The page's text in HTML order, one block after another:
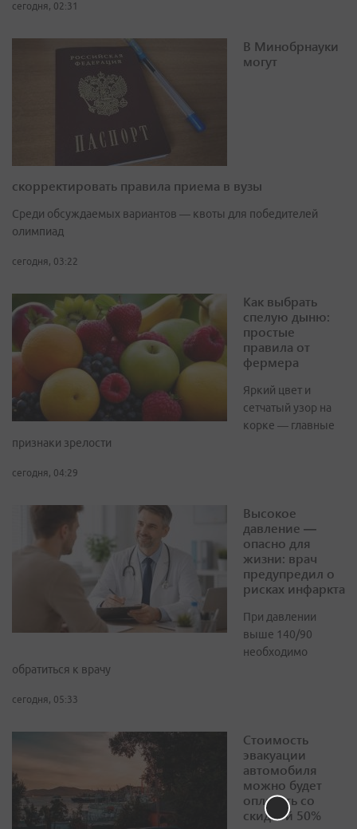
сегодня, 02:31
В Минобрнауки
могут
скорректировать правила приема в вузы
Среди обсуждаемых вариантов — квоты для победителей
олимпиад
сегодня, 03:22
Как выбрать
спелую дыню:
простые
правила от
фермера
Яркий цвет и
сетчатый узор на
корке — главные
признаки зрелости
сегодня, 04:29
Высокое
давление —
опасно для
жизни: врач
предупредил о
рисках инфаркта
При давлении
выше 140/90
необходимо
обратиться к врачу
сегодня, 05:33
Стоимость
эвакуации
автомобиля
можно будет
оплатить со
скидкой 50%